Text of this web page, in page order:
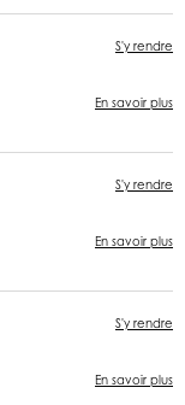
S'y rendre
En savoir plus
S'y rendre
En savoir plus
S'y rendre
En savoir plus